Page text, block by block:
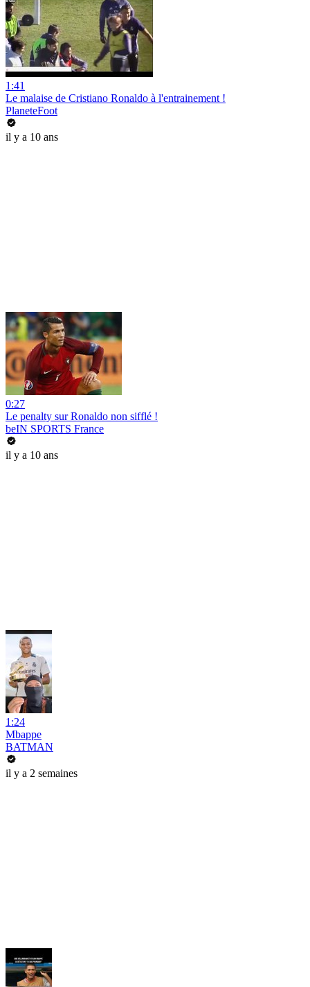
1:41
Le malaise de Cristiano Ronaldo à l'entrainement !
PlaneteFoot
il y a 10 ans
0:27
Le penalty sur Ronaldo non sifflé !
beIN SPORTS France
il y a 10 ans
1:24
Mbappe
BATMAN
il y a 2 semaines